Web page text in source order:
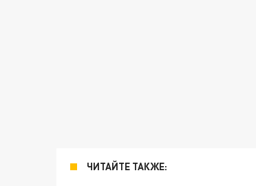
ЧИТАЙТЕ ТАКЖЕ: